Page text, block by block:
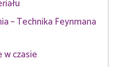
– Technika Feynmana
w czasie